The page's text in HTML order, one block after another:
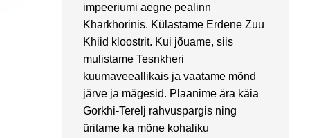
impeeriumi aegne pealinn
Kharkhorinis. Külastame Erdene Zuu
Khiid kloostrit. Kui jõuame, siis
mulistame Tesnkheri
kuumaveeallikais ja vaatame mõnd
järve ja mägesid. Plaanime ära käia
Gorkhi-Terelj rahvuspargis ning
üritame ka mõne kohaliku